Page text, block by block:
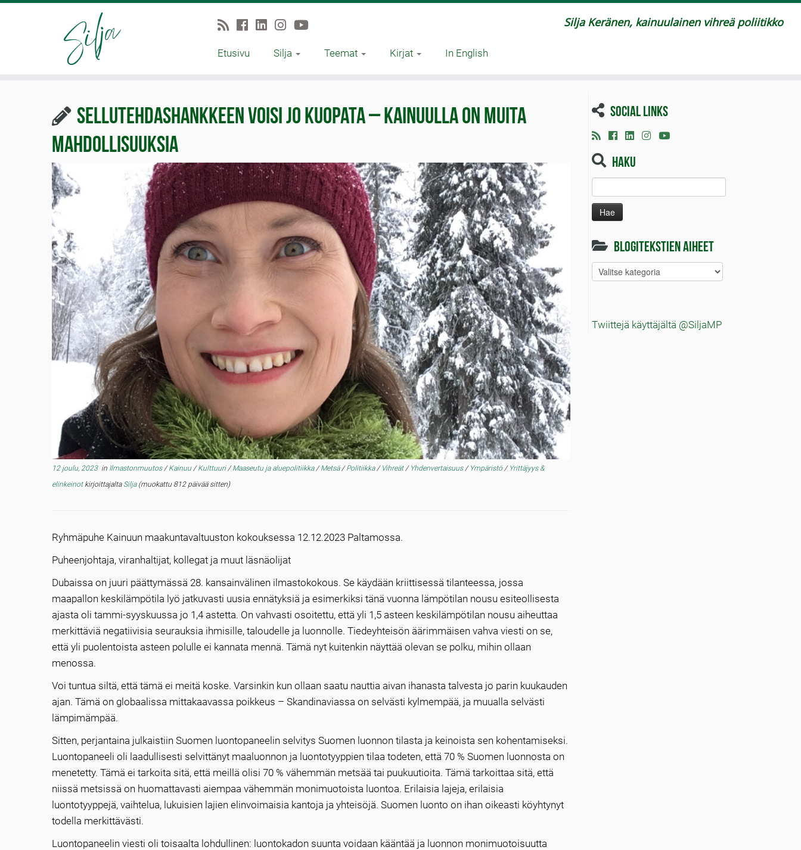
Silja Keränen, kainuulainen vihreä poliitikko
Etusivu Silja Teemat Kirjat In English
Sellutehdashankkeen voisi jo kuopata – Kainuulla on muita
mahdollisuuksia
12 joulu, 2023in Ilmastonmuutos/Kainuu /Kulttuuri/Maaseutu ja aluepolitiikka/Metsä/Politiikka/ Vihreät/ Yhdenvertaisuus/ Ympäristö / Yrittäjyys &
elinkeinot kirjoittajalta Silja(muokattu 812 päivää sitten)
Ryhmäpuhe Kainuun maakuntavaltuuston kokouksessa 12.12.2023 Paltamossa.
Puheenjohtaja, viranhaltijat, kollegat ja muut läsnäolijat
Dubaissa on juuri päättymässä 28. kansainvälinen ilmastokokous. Se käydään kriittisessä tilanteessa, jossa
maapallon keskilämpötila lyö jatkuvasti uusia ennätyksiä ja esimerkiksi tänä vuonna lämpötilan nousu esiteollisesta
ajasta oli tammi-syyskuussa jo 1,4 astetta. On vahvasti osoitettu, että yli 1,5 asteen keskilämpötilan nousu aiheuttaa
merkittäviä negatiivisia seurauksia ihmisille, taloudelle ja luonnolle. Tiedeyhteisön äärimmäisen vahva viesti on se,
että yli puolentoista asteen polulle ei kannata mennä. Tämä nyt kuitenkin näyttää olevan se polku, mihin ollaan
menossa.
Voi tuntua siltä, että tämä ei meitä koske. Varsinkin kun ollaan saatu nauttia aivan ihanasta talvesta jo parin kuukauden
ajan. Tämä on globaalissa mittakaavassa poikkeus – Skandinaviassa on selvästi kylmempää, ja muualla selvästi
lämpimämpää.
Sitten, perjantaina julkaistiin Suomen luontopaneelin selvitys Suomen luonnon tilasta ja keinoista sen kohentamiseksi.
Luontopaneeli oli laadullisesti selvittänyt maaluonnon ja luontotyyppien tilaa todeten, että 70 % Suomen luonnosta on
menetetty. Tämä ei tarkoita sitä, että meillä olisi 70 % vähemmän metsää tai puukuutioita. Tämä tarkoittaa sitä, että
niissä metsissä on huomattavasti aiempaa vähemmän monimuotoista luontoa. Erilaisia lajeja, erilaisia
luontotyyppejä, vaihtelua, lukuisien lajien elinvoimaisia kantoja ja yhteisöjä. Suomen luonto on ihan oikeasti köyhtynyt
todella merkittävästi.
Luontopaneelin viesti oli toisaalta lohdullinen: luontokadon suunta voidaan kääntää ja luonnon monimuotoisuutta
Social links
Haku
Blogitekstien aiheet
Blogitekstien
aiheet
Twiittejä käyttäjältä @SiljaMP